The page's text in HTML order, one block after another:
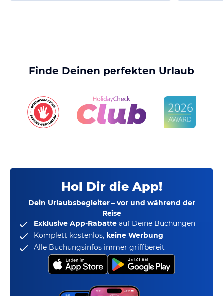
Finde Deinen perfekten Urlaub
Hol Dir die App!
Dein Urlaubsbegleiter – vor und während der
Reise
Exklusive App-Rabatte auf Deine Buchungen
Komplett kostenlos, keine Werbung
Alle Buchungsinfos immer griffbereit